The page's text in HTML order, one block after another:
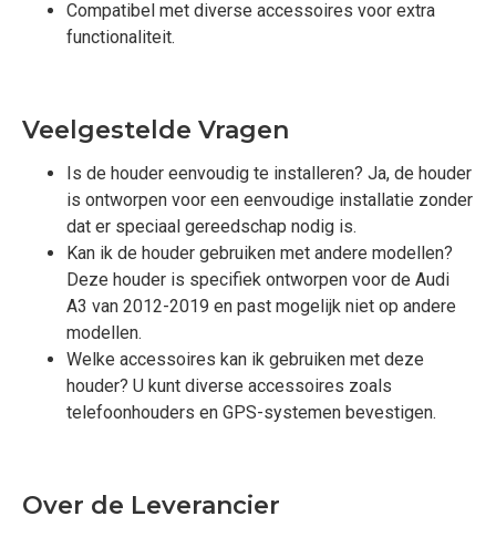
Compatibel met diverse accessoires voor extra
functionaliteit.
Veelgestelde Vragen
Is de houder eenvoudig te installeren? Ja, de houder
is ontworpen voor een eenvoudige installatie zonder
dat er speciaal gereedschap nodig is.
Kan ik de houder gebruiken met andere modellen?
Deze houder is specifiek ontworpen voor de Audi
A3 van 2012-2019 en past mogelijk niet op andere
modellen.
Welke accessoires kan ik gebruiken met deze
houder? U kunt diverse accessoires zoals
telefoonhouders en GPS-systemen bevestigen.
Over de Leverancier